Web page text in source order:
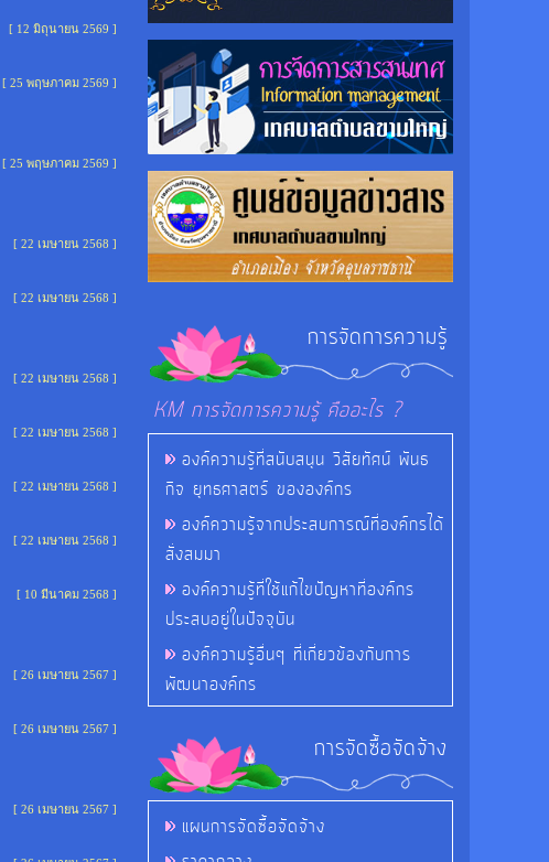
[ 12 มิถุนายน 2569 ]
[ 25 พฤษภาคม 2569 ]
[ 25 พฤษภาคม 2569 ]
[ 22 เมษายน 2568 ]
[ 22 เมษายน 2568 ]
[ 22 เมษายน 2568 ]
[ 22 เมษายน 2568 ]
[ 22 เมษายน 2568 ]
[ 22 เมษายน 2568 ]
[ 10 มีนาคม 2568 ]
[ 26 เมษายน 2567 ]
[ 26 เมษายน 2567 ]
[ 26 เมษายน 2567 ]
การจัดการความรู้
KM การจัดการความรู้ คืออะไร ?
องค์ความรู้ที่สนับสนุน วิสัยทัศน์ พันธ
กิจ ยุทธศาสตร์ ขององค์กร
องค์ความรู้จากประสบการณ์ที่องค์กรได้
สั่งสมมา
องค์ความรู้ที่ใช้แก้ไขปัญหาที่องค์กร
ประสบอยู่ในปัจจุบัน
องค์ความรู้อื่นๆ ที่เกี่ยวข้องกับการ
พัฒนาองค์กร
การจัดซื้อจัดจ้าง
แผนการจัดซื้อจัดจ้าง